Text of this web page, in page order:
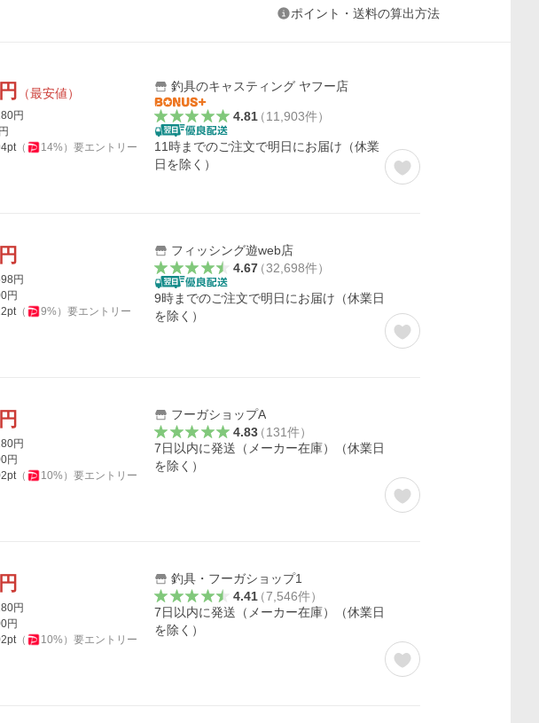
ポイント・送料の算出方法
円 （最安値）
円
円
pt（ 14%） 要エントリー
釣具のキャスティング ヤフー店
4.81（11,903件）
11時までのご注文で明日にお届け（休業
日を除く）
円
円
円
pt（ 9%） 要エントリー
フィッシング遊web店
4.67（32,698件）
9時までのご注文で明日にお届け（休業日
を除く）
円
円
円
pt（ 10%） 要エントリー
フーガショップA
4.83（131件）
7日以内に発送（メーカー在庫）（休業日
を除く）
円
円
円
pt（ 10%） 要エントリー
釣具・フーガショップ1
4.41（7,546件）
7日以内に発送（メーカー在庫）（休業日
を除く）